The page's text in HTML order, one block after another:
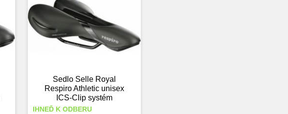
Sedlo Selle Royal
Respiro Athletic unisex
ICS-Clip systém
IHNEĎ K ODBERU